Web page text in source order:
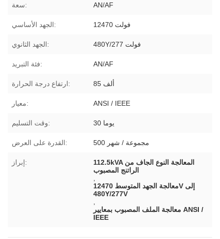
سعة: AN/AF
الجهد الأساسي: 12470 فولت
الجهد الثانوي: 480Y/277 فولت
فئة التبريد: AN/AF
ارتفاع درجة الحرارة: 85 ألف
معيار: ANSI / IEEE
وقت التسليم: 30 يوما
القدرة على العرض: 500 مجموعة / شهر
إبراز:
112.5kVA المعالجة النوع الجاف من
الراتنج المصبوب
معالجة الجهد المتوسط 12470V إلى
480Y/277V
معالجة الملف المصبوب بمعايير ANSI /
IEEE